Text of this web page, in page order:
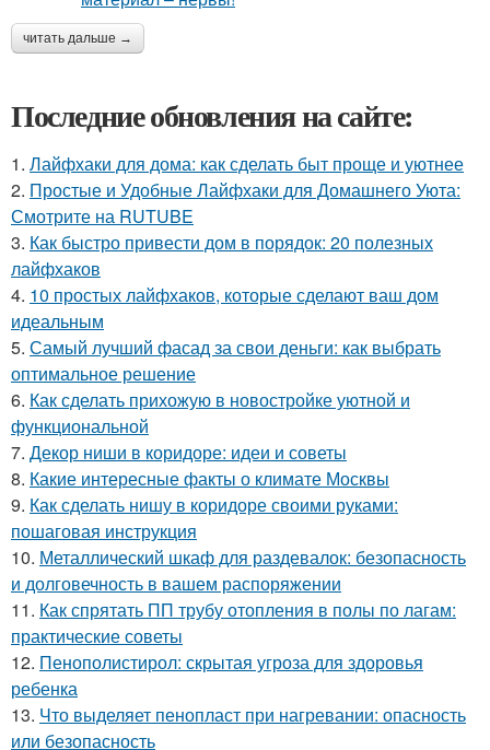
читать дальше →
Последние обновления на сайте:
1. Лайфхаки для дома: как сделать быт проще и уютнее
2. Простые и Удобные Лайфхаки для Домашнего Уюта:
Смотрите на RUTUBE
3. Как быстро привести дом в порядок: 20 полезных
лайфхаков
4. 10 простых лайфхаков, которые сделают ваш дом
идеальным
5. Самый лучший фасад за свои деньги: как выбрать
оптимальное решение
6. Как сделать прихожую в новостройке уютной и
функциональной
7. Декор ниши в коридоре: идеи и советы
8. Какие интересные факты о климате Москвы
9. Как сделать нишу в коридоре своими руками:
пошаговая инструкция
10. Металлический шкаф для раздевалок: безопасность
и долговечность в вашем распоряжении
11. Как спрятать ПП трубу отопления в полы по лагам:
практические советы
12. Пенополистирол: скрытая угроза для здоровья
ребенка
13. Что выделяет пенопласт при нагревании: опасность
или безопасность